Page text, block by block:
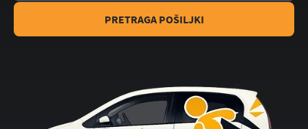
PRETRAGA POŠILJKI